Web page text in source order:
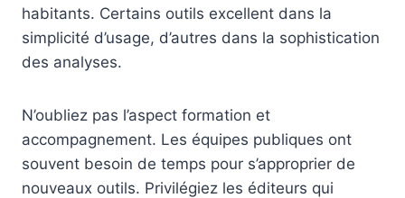
habitants. Certains outils excellent dans la
simplicité d’usage, d’autres dans la sophistication
des analyses.
N’oubliez pas l’aspect formation et
accompagnement. Les équipes publiques ont
souvent besoin de temps pour s’approprier de
nouveaux outils. Privilégiez les éditeurs qui